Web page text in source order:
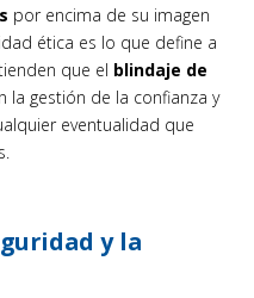
por encima de su imagen
ética es lo que define a
que el blindaje de
la gestión de la confianza y
eventualidad que
y la